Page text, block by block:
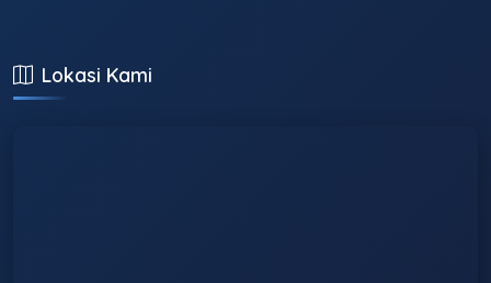
Lokasi Kami